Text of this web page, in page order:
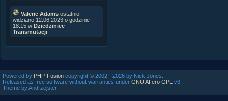
Valerie Adams ostatnio
widziano 12.06.2023 o godzinie
18:15 w Dziedziniec
Transmutacji
Powered by PHP-Fusion copyright © 2002 - 2026 by Nick Jones.
Released as free software without warranties under GNU Affero GPL
v3.
Theme by Andrzejster